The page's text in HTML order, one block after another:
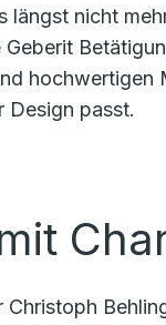
längst nicht
Design passt.